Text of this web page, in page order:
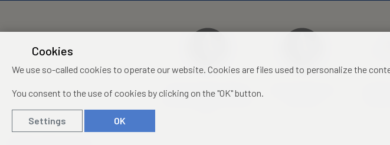
Centre of Administration
and Operations of the CAS,
Cookies
We use so-called cookies to operate our website. Cookies are files used to personalize the
You consent to the use of cookies by clicking on the "OK" button.
Settings OK